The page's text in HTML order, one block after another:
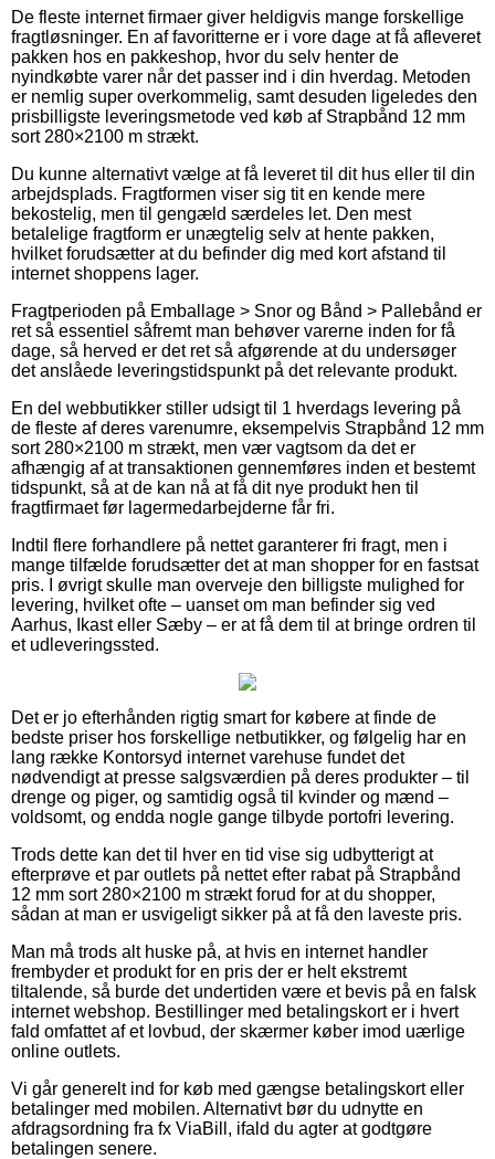
De fleste internet firmaer giver heldigvis mange forskellige
fragtløsninger. En af favoritterne er i vore dage at få afleveret
pakken hos en pakkeshop, hvor du selv henter de
nyindkøbte varer når det passer ind i din hverdag. Metoden
er nemlig super overkommelig, samt desuden ligeledes den
prisbilligste leveringsmetode ved køb af Strapbånd 12 mm
sort 280×2100 m strækt.
Du kunne alternativt vælge at få leveret til dit hus eller til din
arbejdsplads. Fragtformen viser sig tit en kende mere
bekostelig, men til gengæld særdeles let. Den mest
betalelige fragtform er unægtelig selv at hente pakken,
hvilket forudsætter at du befinder dig med kort afstand til
internet shoppens lager.
Fragtperioden på Emballage > Snor og Bånd > Pallebånd er
ret så essentiel såfremt man behøver varerne inden for få
dage, så herved er det ret så afgørende at du undersøger
det anslåede leveringstidspunkt på det relevante produkt.
En del webbutikker stiller udsigt til 1 hverdags levering på
de fleste af deres varenumre, eksempelvis Strapbånd 12 mm
sort 280×2100 m strækt, men vær vagtsom da det er
afhængig af at transaktionen gennemføres inden et bestemt
tidspunkt, så at de kan nå at få dit nye produkt hen til
fragtfirmaet før lagermedarbejderne får fri.
Indtil flere forhandlere på nettet garanterer fri fragt, men i
mange tilfælde forudsætter det at man shopper for en fastsat
pris. I øvrigt skulle man overveje den billigste mulighed for
levering, hvilket ofte – uanset om man befinder sig ved
Aarhus, Ikast eller Sæby – er at få dem til at bringe ordren til
et udleveringssted.
Det er jo efterhånden rigtig smart for købere at finde de
bedste priser hos forskellige netbutikker, og følgelig har en
lang række Kontorsyd internet varehuse fundet det
nødvendigt at presse salgsværdien på deres produkter – til
drenge og piger, og samtidig også til kvinder og mænd –
voldsomt, og endda nogle gange tilbyde portofri levering.
Trods dette kan det til hver en tid vise sig udbytterigt at
efterprøve et par outlets på nettet efter rabat på Strapbånd
12 mm sort 280×2100 m strækt forud for at du shopper,
sådan at man er usvigeligt sikker på at få den laveste pris.
Man må trods alt huske på, at hvis en internet handler
frembyder et produkt for en pris der er helt ekstremt
tiltalende, så burde det undertiden være et bevis på en falsk
internet webshop. Bestillinger med betalingskort er i hvert
fald omfattet af et lovbud, der skærmer køber imod uærlige
online outlets.
Vi går generelt ind for køb med gængse betalingskort eller
betalinger med mobilen. Alternativt bør du udnytte en
afdragsordning fra fx ViaBill, ifald du agter at godtgøre
betalingen senere.